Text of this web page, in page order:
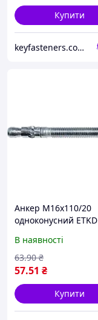
Купити
keyfasteners.com.ua
Анкер М16х110/20
одноконусний ETKD
В наявності
57.51 ₴
63.90 ₴
Купити